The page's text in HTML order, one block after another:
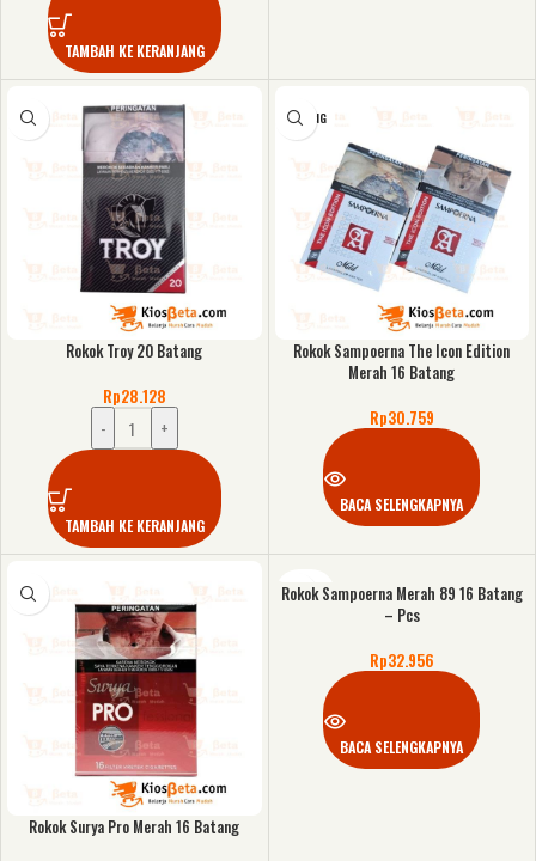
TAMBAH KE KERANJANG
Rokok Troy 20 Batang
Rp28.128
-
+
TAMBAH KE KERANJANG
KOSONG
Rokok Sampoerna The Icon Edition
Merah 16 Batang
Rp30.759
BACA SELENGKAPNYA
Rokok Surya Pro Merah 16 Batang
KOSONG
Rokok Sampoerna Merah 89 16 Batang
– Pcs
Rp32.956
BACA SELENGKAPNYA